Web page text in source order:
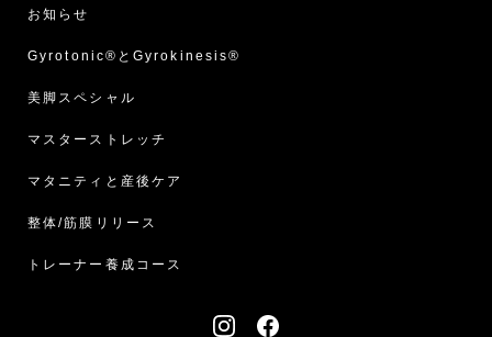
お知らせ
Gyrotonic®︎とGyrokinesis®︎
美脚スペシャル
マスターストレッチ
マタニティと産後ケア
整体/筋膜リリース
トレーナー養成コース